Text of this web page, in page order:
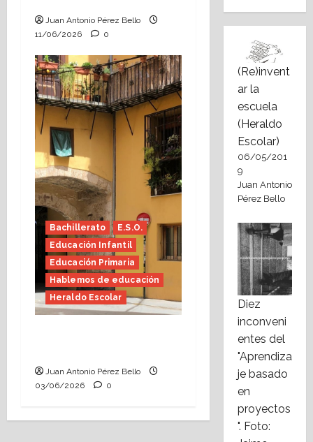
Juan Antonio Pérez Bello
11/06/2026
0
Bachillerato
E.S.O.
Educación Infantil
Educación Primaria
Hablemos de educación
Heraldo Escolar
Juan Antonio Pérez Bello
03/06/2026
0
(Re)invent
ar la
escuela
(Heraldo
Escolar)
06/05/201
9
Juan Antonio
Pérez Bello
Diez
inconveni
entes del
"Aprendiza
je basado
en
proyectos
". Foto: